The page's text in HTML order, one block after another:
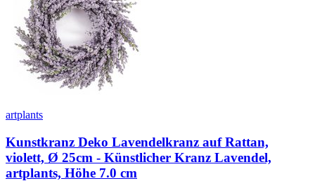
artplants
Kunstkranz Deko Lavendelkranz auf Rattan,
violett, Ø 25cm - Künstlicher Kranz Lavendel,
artplants, Höhe 7.0 cm